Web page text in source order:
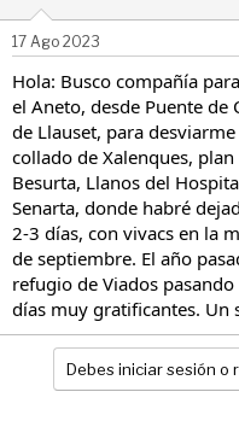
a
d
o
r
d
e
l
t
e
m
a
i
n
c
i
o
17 Ago 2023
Hola: Busco compañía
el Aneto, desde Puente de
de Llauset, para
collado de Xalenques,
Besurta, Llanos del
Senarta, donde habré
2-3 días, con vivacs en la
de septiembre. El año
refugio de Viados
días muy gratificantes. Un
Debes iniciar sesión